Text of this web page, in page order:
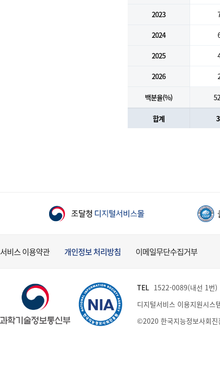
2023
2024
2025
2026
백분율(%)
합계
서비스 이용약관 개인정보 처리방침 이메일무단수집거부
TEL 1522-0089(내선 1번
디지털서비스 이용지원시스
©2020 한국지능정보사회진